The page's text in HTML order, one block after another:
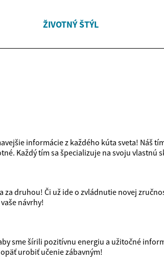
ŽIVOTNÝ ŠTÝL
informácie z každého kúta sveta! Náš
Každý tím sa špecializuje na svoju vlastnú
druhou! Či už ide o zvládnutie novej
návrhy!
sme šírili pozitívnu energiu a užitočné
urobiť učenie zábavným!